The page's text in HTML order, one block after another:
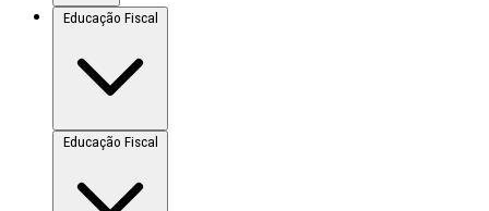
Educação Fiscal
Educação Fiscal